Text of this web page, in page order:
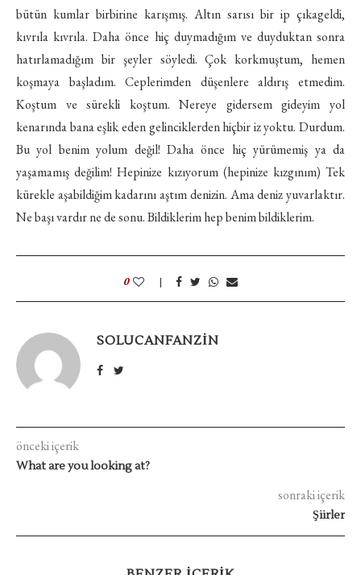
bütün kumlar birbirine karışmış. Altın sarısı bir ip çıkageldi,
kıvrıla kıvrıla. Daha önce hiç duymadığım ve duyduktan sonra
hatırlamadığım bir şeyler söyledi. Çok korkmuştum, hemen
koşmaya başladım. Ceplerimden düşenlere aldırış etmedim.
Koştum ve sürekli koştum. Nereye gidersem gideyim yol
kenarında bana eşlik eden gelinciklerden hiçbir iz yoktu. Durdum.
Bu yol benim yolum değil! Daha önce hiç yürümemiş ya da
yaşamamış değilim! Hepinize kızıyorum (hepinize kızgınım) Tek
kürekle aşabildiğim kadarını aştım denizin. Ama deniz yuvarlaktır.
Ne başı vardır ne de sonu. Bildiklerim hep benim bildiklerim.
0
SOLUCANFANZIN
önceki içerik
What are you looking at?
sonraki içerik
Şiirler